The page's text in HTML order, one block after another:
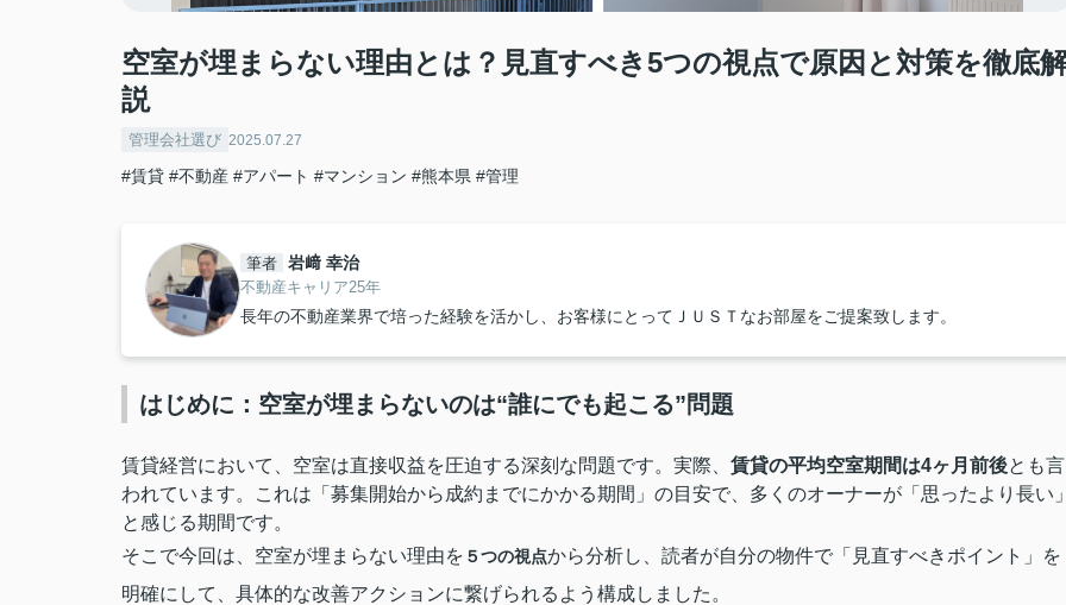
空室が埋まらない理由とは？見直すべき5つの視点で原因と対策を徹底
説
管理会社選び 2025.07.27
#賃貸 #不動産 #アパート #マンション #熊本県 #管理
筆者 岩﨑 幸治
不動産キャリア25年
長年の不動産業界で培った経験を活かし、お客様にとってＪＵＳＴなお部屋をご提案致します。
はじめに：空室が埋まらないのは“誰にでも起こる”問題
賃貸経営において、空室は直接収益を圧迫する深刻な問題です。実際、 賃貸の平均空室期間は4ヶ月前後とも言
われています。これは「募集開始から成約までにかかる期間」の目安で、多くのオーナーが「思ったより長い
と感じる期間です。
そこで今回は、空室が埋まらない理由を ５つの視点から分析し、読者が自分の物件で「見直すべきポイント」を
明確にして、具体的な改善アクションに繋げられるよう構成しました。